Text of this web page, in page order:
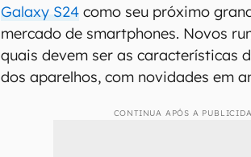
Galaxy S24 como seu próximo
mercado de smartphones. Novos
quais devem ser as características
dos aparelhos, com novidades em
CONTINUA APÓS A